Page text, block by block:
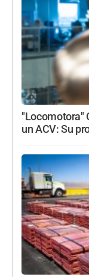
"Locomotora"
un ACV: Su